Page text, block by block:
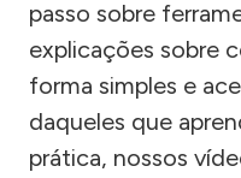
passo sobre
explicações sobre
forma simples e
daqueles que
prática, nossos